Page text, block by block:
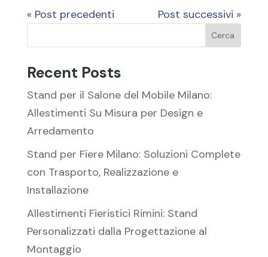
« Post precedenti Post successivi »
Cerca
Recent Posts
Stand per il Salone del Mobile Milano:
Allestimenti Su Misura per Design e
Arredamento
Stand per Fiere Milano: Soluzioni Complete
con Trasporto, Realizzazione e
Installazione
Allestimenti Fieristici Rimini: Stand
Personalizzati dalla Progettazione al
Montaggio